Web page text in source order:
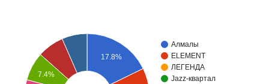
Агентства
Алмалы
ELEMENT
ЛЕГЕНДА
Jazz-квартал
17.8%
7.4%